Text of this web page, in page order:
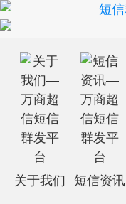
关于我们 短信资讯